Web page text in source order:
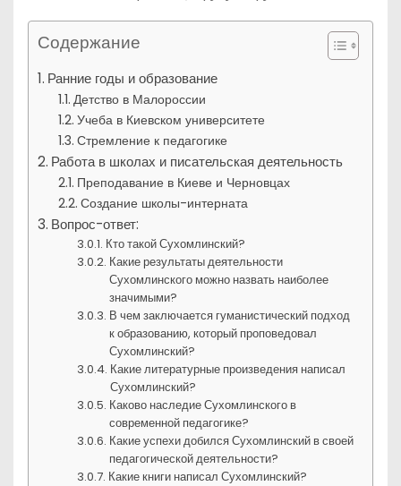
Содержание
Ранние годы и образование
Детство в Малороссии
Учеба в Киевском университете
Стремление к педагогике
Работа в школах и писательская деятельность
Преподавание в Киеве и Черновцах
Создание школы-интерната
Вопрос-ответ:
Кто такой Сухомлинский?
Какие результаты деятельности
Сухомлинского можно назвать наиболее
значимыми?
В чем заключается гуманистический подход
к образованию, который проповедовал
Сухомлинский?
Какие литературные произведения написал
Сухомлинский?
Каково наследие Сухомлинского в
современной педагогике?
Какие успехи добился Сухомлинский в своей
педагогической деятельности?
Какие книги написал Сухомлинский?